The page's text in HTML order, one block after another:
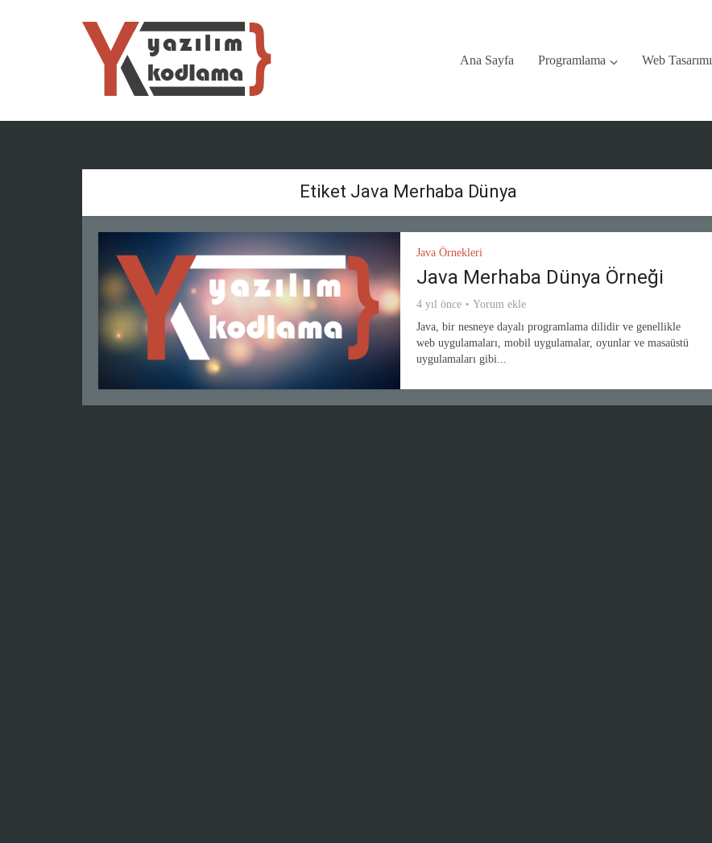
Ana Sayfa Programlama Web Tasarımı
Etiket Java Merhaba Dünya
Java Örnekleri
Java Merhaba Dünya Örneği
4 yıl önce
Yorum ekle
Java, bir nesneye dayalı programlama dilidir ve genellikle
web uygulamaları, mobil uygulamalar, oyunlar ve masaüstü
uygulamaları gibi...